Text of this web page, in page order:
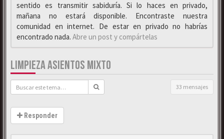
sentido es transmitir sabiduría. Si lo haces en privado,
mañana no estará disponible. Encontraste nuestra
comunidad en internet. De estar en privado no habrías
encontrado nada. Abre un post y compártelas
LIMPIEZA ASIENTOS MIXTO
33 mensajes
Responder